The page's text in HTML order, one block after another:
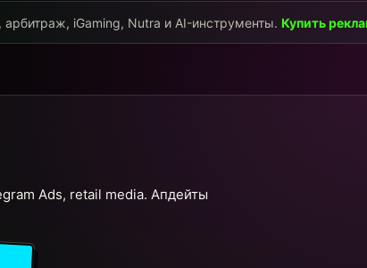
арбитраж, iGaming, Nutra и AI-инструменты.Купить
Ads, retail media. Апдейты